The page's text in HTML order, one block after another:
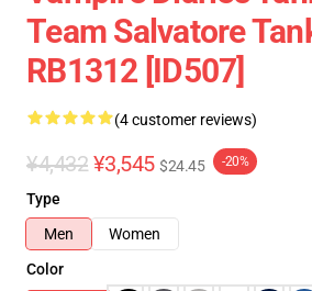
Team Salvatore
RB1312 [ID507]
(4 customer reviews)
¥4,432 ¥3,545 $24.45 -20%
Type
Men
Women
Color